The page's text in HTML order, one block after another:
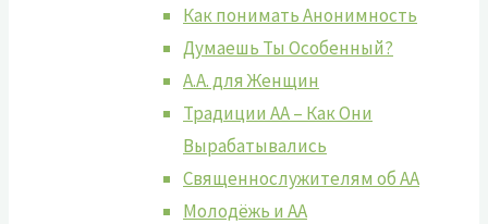
Как понимать Анонимность
Думаешь Ты Особенный?
А.А. для Женщин
Традиции АА – Как Они
Вырабатывались
Священнослужителям об АА
Молодёжь и АА